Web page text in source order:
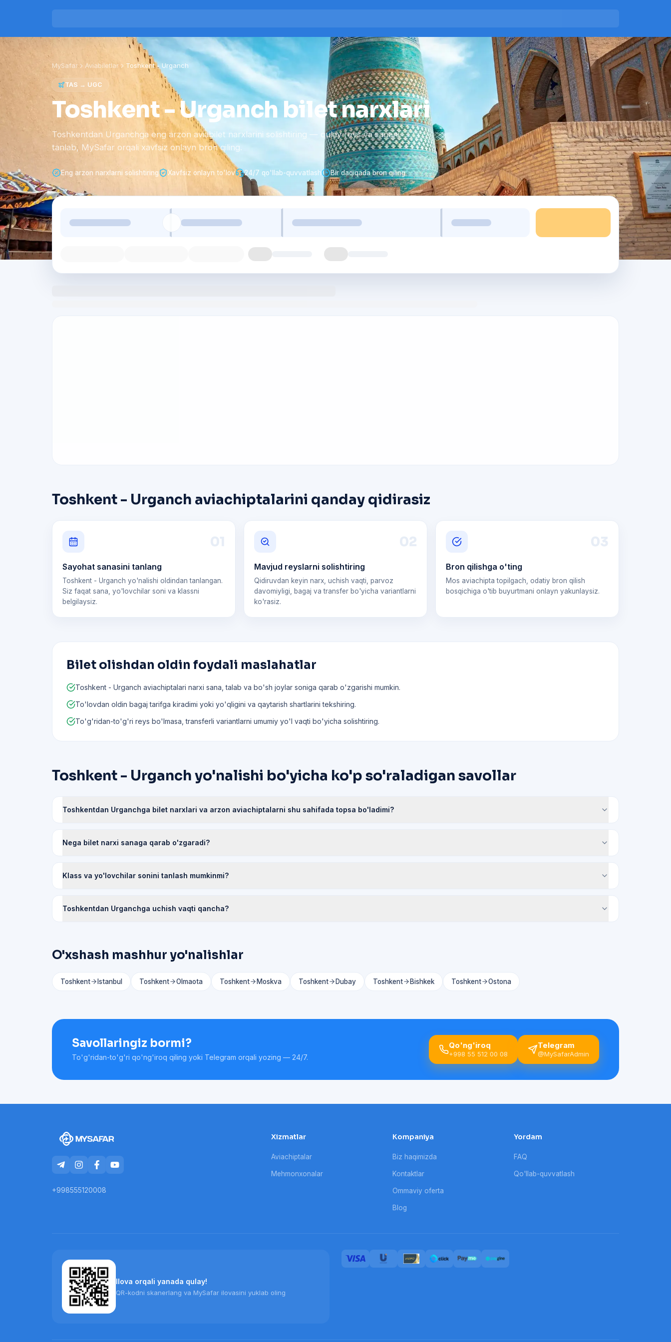
MySafar Aviabiletlar Toshkent- Urganch
TAS → UGC
Toshkent - Urganch bilet narxlari
Toshkentdan Urganchga eng arzon aviabilet narxlarini solishtiring — qulay reys va sanani
tanlab, MySafar orqali xavfsiz onlayn bron qiling.
Eng arzon narxlarni solishtiring Xavfsiz onlayn to'lov 24/7 qo'llab-quvvatlash Bir daqiqada bron qiling
Toshkent - Urganch aviachiptalarini qanday qidirasiz
01
Sayohat sanasini tanlang
Toshkent - Urganch yo'nalishi oldindan tanlangan.
Siz faqat sana, yo'lovchilar soni va klassni
belgilaysiz.
02
Mavjud reyslarni solishtiring
Qidiruvdan keyin narx, uchish vaqti, parvoz
davomiyligi, bagaj va transfer bo'yicha variantlarni
ko'rasiz.
03
Bron qilishga o'ting
Mos aviachipta topilgach, odatiy bron qilish
bosqichiga o'tib buyurtmani onlayn yakunlaysiz.
Bilet olishdan oldin foydali maslahatlar
Toshkent - Urganch aviachiptalari narxi sana, talab va bo'sh joylar soniga qarab o'zgarishi mumkin.
To'lovdan oldin bagaj tarifga kiradimi yoki yo'qligini va qaytarish shartlarini tekshiring.
To'g'ridan-to'g'ri reys bo'lmasa, transferli variantlarni umumiy yo'l vaqti bo'yicha solishtiring.
Toshkent - Urganch yo'nalishi bo'yicha ko'p so'raladigan savollar
Toshkentdan Urganchga bilet narxlari va arzon aviachiptalarni shu sahifada topsa bo'ladimi?
Nega bilet narxi sanaga qarab o'zgaradi?
Klass va yo'lovchilar sonini tanlash mumkinmi?
Toshkentdan Urganchga uchish vaqti qancha?
O'xshash mashhur yo'nalishlar
Toshkent Istanbul Toshkent Olmaota Toshkent Moskva Toshkent Dubay Toshkent Bishkek Toshkent Ostona
Savollaringiz bormi?
To'g'ridan-to'g'ri qo'ng'iroq qiling yoki Telegram orqali yozing — 24/7.
Qo'ng'iroq
+998 55 512 00 08
Telegram
@MySafarAdmin
+998555120008
Xizmatlar
Aviachiptalar
Mehmonxonalar
Kompaniya
Biz haqimizda
Kontaktlar
Ommaviy oferta
Blog
Yordam
FAQ
Qo'llab-quvvatlash
Ilova orqali yanada qulay!
QR-kodni skanerlang va MySafar ilovasini yuklab oling